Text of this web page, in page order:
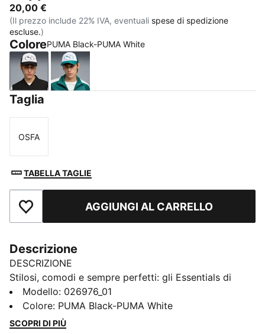
20,00 €
(Il prezzo include 22% IVA, eventuali spese di spedizione
escluse.)
ColorePUMA Black-PUMA White
PUMA Black-PUMA White
Emerald Ice-PUMA White
Taglia
Taglia
OSFA
TABELLA TAGLIE
Aggiungi ai PreferitiAGGIUNGI AL CARRELLO
Descrizione
DESCRIZIONE
Stilosi, comodi e sempre perfetti: gli Essentials di
PUMA sono fatti per le giornate senza pensieri. Dai
momenti di relax alle uscite per un caffè, fino alle
giornate in movimento, questi capi trovano il perfetto
Modello: 026976_01
Colore: PUMA Black-PUMA White
SCOPRI DI PIÙ